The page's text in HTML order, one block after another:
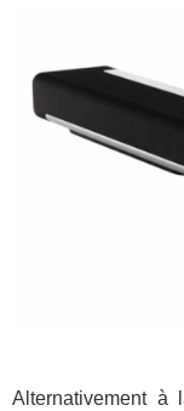
Alternativement à